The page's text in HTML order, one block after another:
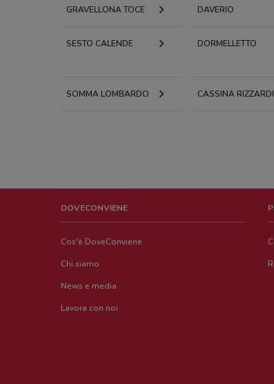
GRAVELLONA TOCE DAVERIO
SESTO CALENDE DORMELLETTO
SOMMA LOMBARDO CASSINA RIZZARDI
DOVECONVIENE
Cos'è DoveConviene
Chi siamo
News e media
Lavora con noi